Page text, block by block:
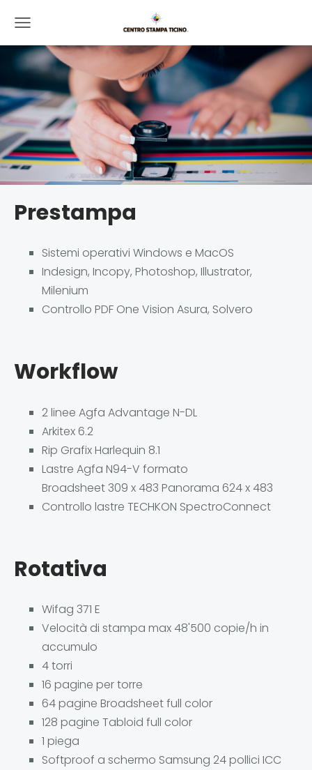
Prestampa
Sistemi operativi Windows e MacOS
Indesign, Incopy, Photoshop, Illustrator,
Milenium
Controllo PDF One Vision Asura, Solvero
Workflow
2 linee Agfa Advantage N-DL
Arkitex 6.2
Rip Grafix Harlequin 8.1
Lastre Agfa N94-V formato
Broadsheet 309 x 483 Panorama 624 x 483
Controllo lastre TECHKON SpectroConnect
Rotativa
Wifag 371 E
Velocità di stampa max 48'500 copie/h in
accumulo
4 torri
16 pagine per torre
64 pagine Broadsheet full color
128 pagine Tabloid full color
1 piega
Softproof a schermo Samsung 24 pollici ICC